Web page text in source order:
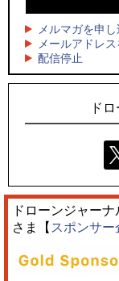
スタ2026」10/
レーシングカ
量産構想を公開
サザンビーチ
キリンビール
飛んだドローン
メルマガを申
メールアドレ
配信停止
ド
ドローンジャー
さま【 スポンサ